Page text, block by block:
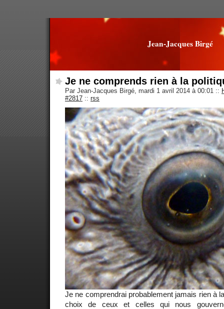
Jean-Jacques Birgé
Je ne comprends rien à la
Par Jean-Jacques Birgé, mardi 1 avril 2014 à 00:01 ::
#2817 :: rss
Je ne comprendrai probablement jamais rien à
choix de ceux et celles qui nous